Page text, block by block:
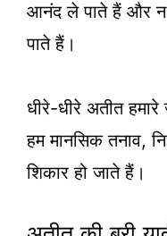
आनंद ले पाते हैं और न
पाते हैं।
धीरे-धीरे अतीत
हम मानसिक तनाव,
शिकार हो जाते हैं।